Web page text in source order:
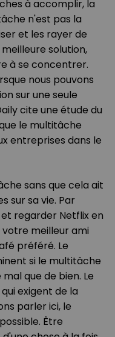
à accomplir, la
n'est pas la
et les rayer de
solution,
à se concentrer.
nous pouvons
sur une seule
cite une étude du
le multitâche
entreprises dans le
sans que cela ait
sur sa vie. Par
regarder Netflix en
meilleur ami
préféré. Le
si le multitâche
que de bien. Le
exigent de la
parler ici, le
Être